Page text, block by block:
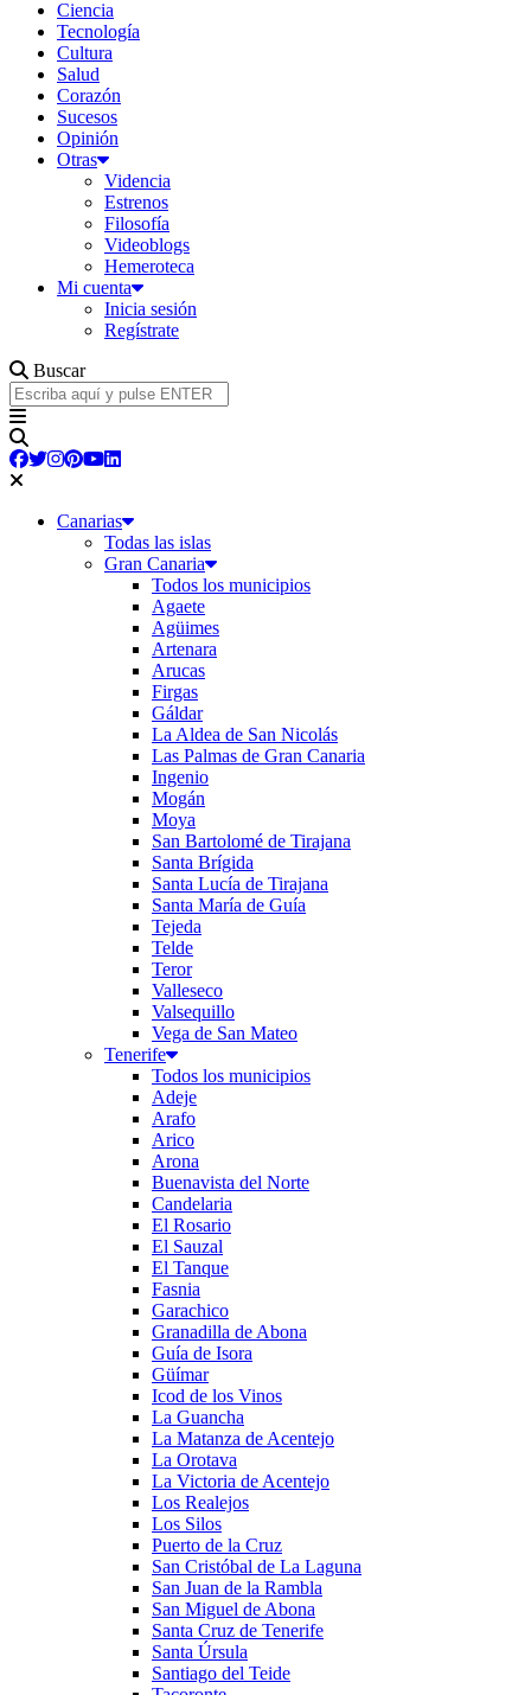
Ciencia
Tecnología
Cultura
Salud
Corazón
Sucesos
Opinión
Otras
Videncia
Estrenos
Filosofía
Videoblogs
Hemeroteca
Mi cuenta
Inicia sesión
Regístrate
Buscar
Canarias
Todas las islas
Gran Canaria
Todos los municipios
Agaete
Agüimes
Artenara
Arucas
Firgas
Gáldar
La Aldea de San Nicolás
Las Palmas de Gran Canaria
Ingenio
Mogán
Moya
San Bartolomé de Tirajana
Santa Brígida
Santa Lucía de Tirajana
Santa María de Guía
Tejeda
Telde
Teror
Valleseco
Valsequillo
Vega de San Mateo
Tenerife
Todos los municipios
Adeje
Arafo
Arico
Arona
Buenavista del Norte
Candelaria
El Rosario
El Sauzal
El Tanque
Fasnia
Garachico
Granadilla de Abona
Guía de Isora
Güímar
Icod de los Vinos
La Guancha
La Matanza de Acentejo
La Orotava
La Victoria de Acentejo
Los Realejos
Los Silos
Puerto de la Cruz
San Cristóbal de La Laguna
San Juan de la Rambla
San Miguel de Abona
Santa Cruz de Tenerife
Santa Úrsula
Santiago del Teide